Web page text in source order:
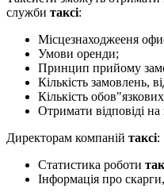
служби таксі:
Місцезнаходжееня
Умови оренди;
Принцип прийому
Кількість замовлень,
Кількість
Отримати відповіді
Директорам компаній таксі:
Статистика роботи
Інформація про